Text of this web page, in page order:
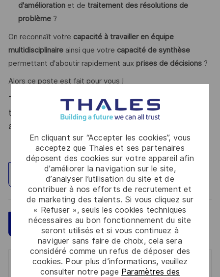
En cliquant sur “Accepter les cookies”, vous
acceptez que Thales et ses partenaires
déposent des cookies sur votre appareil afin
d’améliorer la navigation sur le site,
d’analyser l’utilisation du site et de
contribuer à nos efforts de recrutement et
de marketing des talents. Si vous cliquez sur
« Refuser », seuls les cookies techniques
nécessaires au bon fonctionnement du site
seront utilisés et si vous continuez à
naviguer sans faire de choix, cela sera
considéré comme un refus de déposer des
cookies. Pour plus d’informations, veuillez
consulter notre page Paramètres des
d'amélioration et de traitement des résolutions de
problème?
On reconnaît votre capacité à travailler en équipe
multidisciplinaireainsi que votre capacité de synthèse
permettant d'aboutir rapidement aux prises de décisions?
Alors ce poste est fait pour vous !
Thales, entreprise Handi-Engagée, reconnait
tous les talents. La diversité est notre meilleur
atout. Postulez et rejoignez nous !
Explorez un site
Postulez maintenant Sauvegarder
Get notified for similar jobs